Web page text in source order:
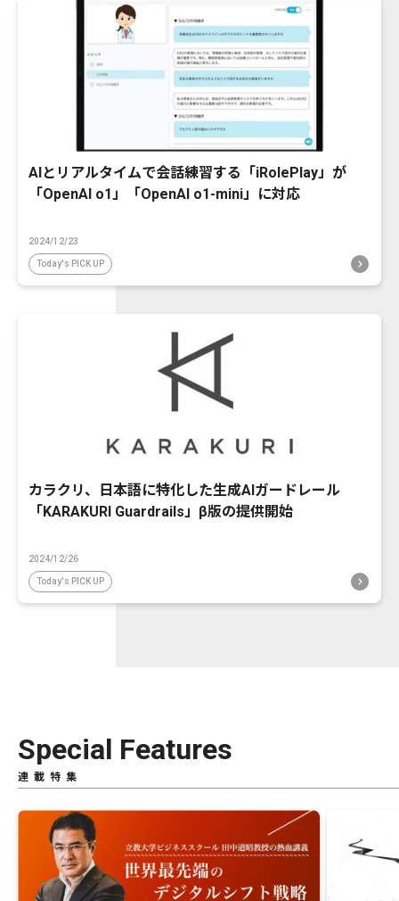
AIとリアルタイムで会話練習する「iRolePlay」が
「OpenAI o1」「OpenAI o1-mini」に対応
2024/12/23
Today's PICK UP
カラクリ、日本語に特化した生成AIガードレール
「KARAKURI Guardrails」β版の提供開始
2024/12/26
Today's PICK UP
Special Features
連載特集